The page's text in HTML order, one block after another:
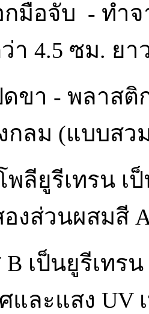
กมือจับ - ทำจ
า 4.5 ซม. ยา
ดขา - พลาสติ
กลม (แบบสว
พลียูรีเทรน
งส่วนผสมสี
B เป็นยูรีเทร
และแสง UV